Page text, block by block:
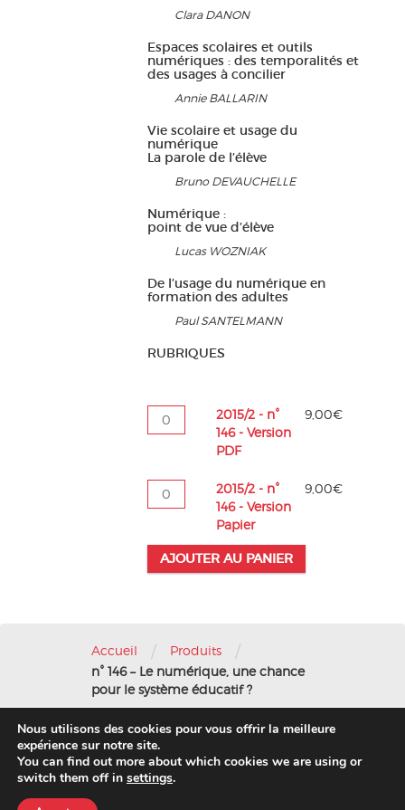
Clara DANON
Espaces scolaires et outils
numériques : des temporalités et
des usages à concilier
Annie BALLARIN
Vie scolaire et usage du
numérique
La parole de l’élève
Bruno DEVAUCHELLE
Numérique :
point de vue d’élève
Lucas WOZNIAK
De l’usage du numérique en
formation des adultes
Paul SANTELMANN
RUBRIQUES
quantité
de
n°
146
PDF
2015/2 - n°
146 - Version
PDF
9,00€
quantité
de
-
146
2015/2 - n°
146 - Version
Papier
9,00€
AJOUTER AU PANIER
Accueil / Produits /
n° 146 – Le numérique, une chance
pour le système éducatif ?
Nous contacter-Mentions légales
© 2016 AFAE
Nous utilisons des cookies pour vous offrir la meilleure
expérience sur notre site.
You can find out more about which cookies we are using or
switch them off in settings.